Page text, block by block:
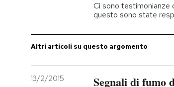
Media
Ci sono testimonianze
questo sono state
Altri articoli su questo argomento
13/2/2015 Segnali di fumo